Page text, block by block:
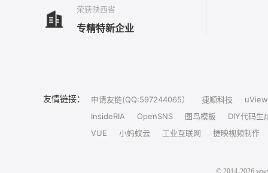
荣获陕西省
专精特新企业
友情链接： 申请友链(QQ:597244065） 捷顺科技
uView
InsideRIA
OpenSNS 图鸟模板
DIY代码生
VUE
小蚂蚁云 工业互联网 捷映视频制作
© 2014-2026